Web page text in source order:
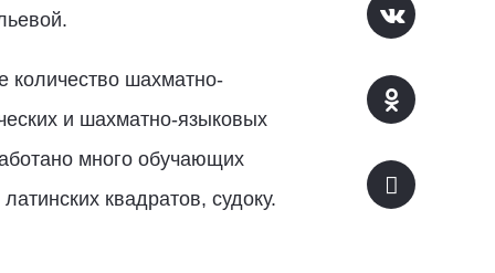
количество шахматно-
и шахматно-языковых
много обучающих
квадратов, судоку.